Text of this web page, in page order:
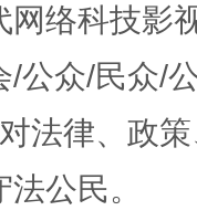
网络科技影
/公众/民众/
法律、政
公民。